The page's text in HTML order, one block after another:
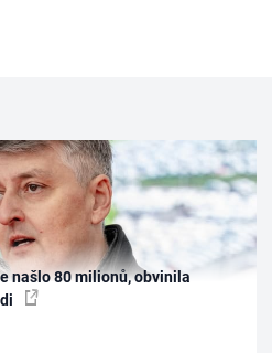
našlo 80 milionů, obvinila